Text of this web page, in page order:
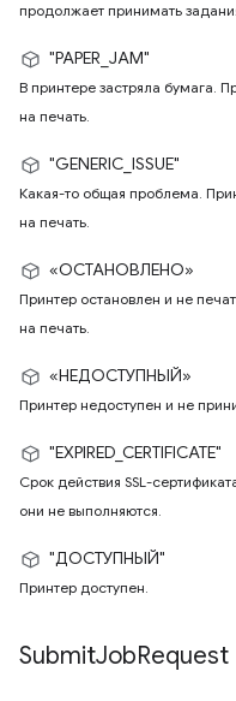
продолжает принимать
"PAPER_JAM"
В принтере застряла бумага.
на печать.
"GENERIC_ISSUE"
Какая-то общая проблема.
на печать.
«ОСТАНОВЛЕНО»
Принтер остановлен и не
на печать.
«НЕДОСТУПНЫЙ»
Принтер недоступен и не
"EXPIRED_CERTIFICATE"
Срок действия SSL-
они не выполняются.
"ДОСТУПНЫЙ"
Принтер доступен.
SubmitJobRequest